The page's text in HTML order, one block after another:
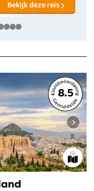
Bekijk deze reis
8.5